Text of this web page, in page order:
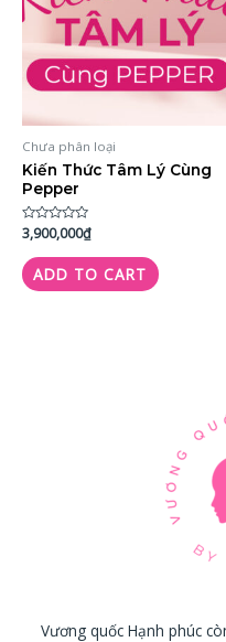
Chưa phân loại
Kiến Thức Tâm Lý Cùng
Pepper
Rated
0
out
of
5
3,900,000₫
ADD TO CART
Vương quốc Hạnh phúc